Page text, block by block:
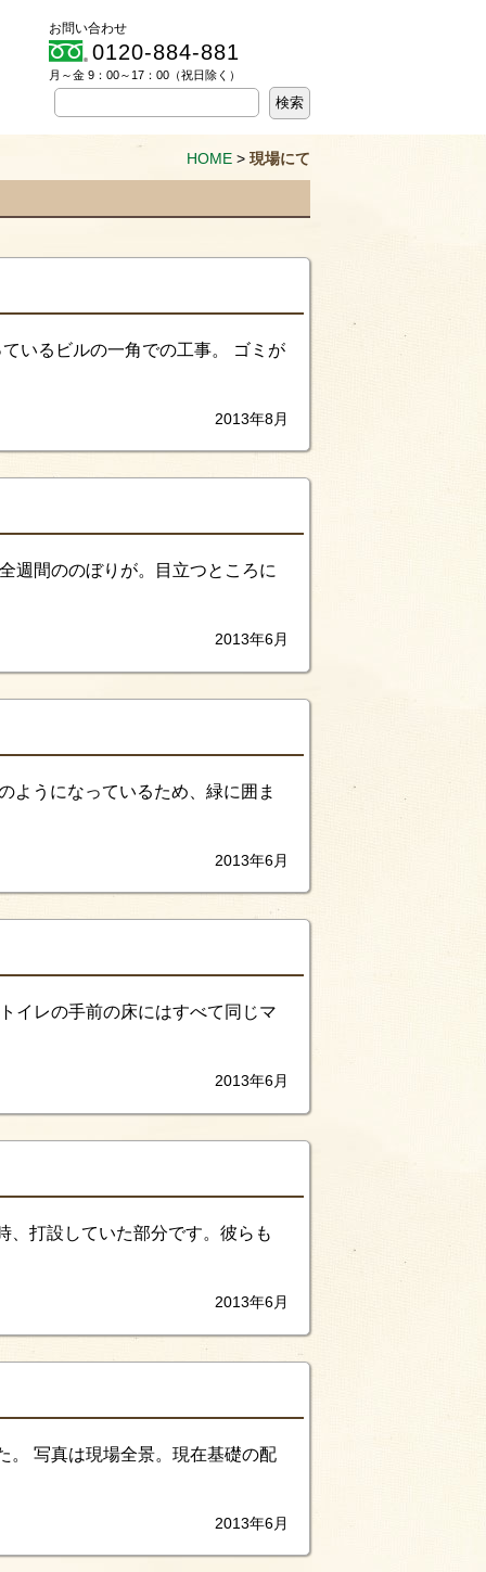
お問い合わせ
0120-884-881
月～金 9：00～17：00（祝日除く）
HOME > 現場にて
いるビルの一角での工事。 ゴミが
2013年8月
週間ののぼりが。目立つところに
2013年6月
ようになっているため、緑に囲ま
2013年6月
イレの手前の床にはすべて同じマ
2013年6月
、打設していた部分です。彼らも
2013年6月
。 写真は現場全景。現在基礎の配
2013年6月